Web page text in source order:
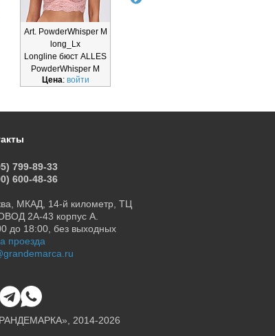
Art. PowderWhisper M
long_Lx
Longline бюст ALLES
PowderWhisper M
long_Lx
Цена: войти
799-89-33
600-48-36
МКАД, 14-й километр, ТЦ
2А-43 корпус А.
до 18:00, без выходных
проезда
2014-2026